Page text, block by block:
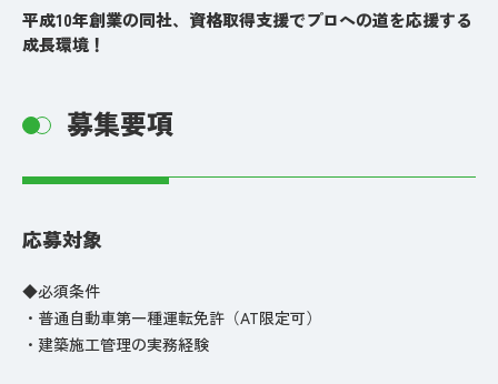
平成10年創業の同社、資格取得支援でプロへの道を応援する
成長環境！
募集要項
応募対象
◆必須条件
・普通自動車第一種運転免許（AT限定可）
・建築施工管理の実務経験